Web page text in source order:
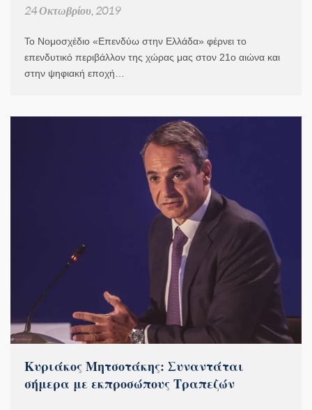
24 Οκτωβρίου, 2019
Το Νομοσχέδιο «Επενδύω στην Ελλάδα» φέρνει το
επενδυτικό περιβάλλον της χώρας μας στον 21ο αιώνα και
στην ψηφιακή εποχή…
Κυριάκος Μητσοτάκης: Συναντάται
σήμερα με εκπροσώπους Τραπεζών